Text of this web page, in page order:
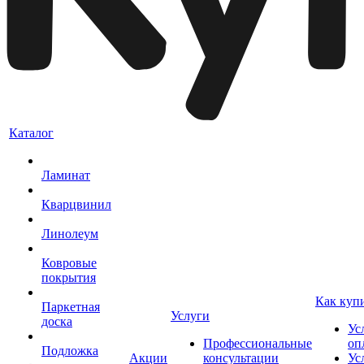
Каталог
Ламинат
Кварцвинил
Линолеум
Ковровые
покрытия
Паркетная
доска
Подложка
Акции
Услуги
Профессиональные
консультации
Как